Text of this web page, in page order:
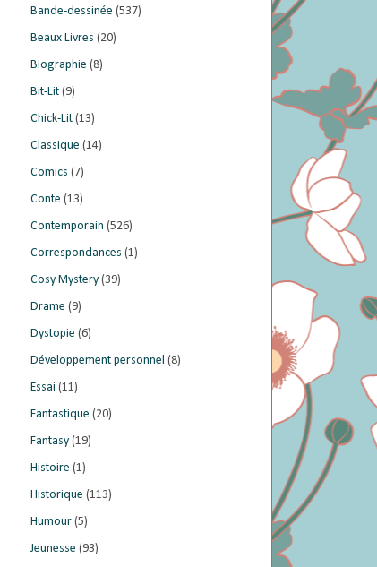
Bande-dessinée (537)
Beaux Livres (20)
Biographie (8)
Bit-Lit (9)
Chick-Lit (13)
Classique (14)
Comics (7)
Conte (13)
Contemporain (526)
Correspondances (1)
Cosy Mystery (39)
Drame (9)
Dystopie (6)
Développement personnel (8)
Essai (11)
Fantastique (20)
Fantasy (19)
Histoire (1)
Historique (113)
Humour (5)
Jeunesse (93)